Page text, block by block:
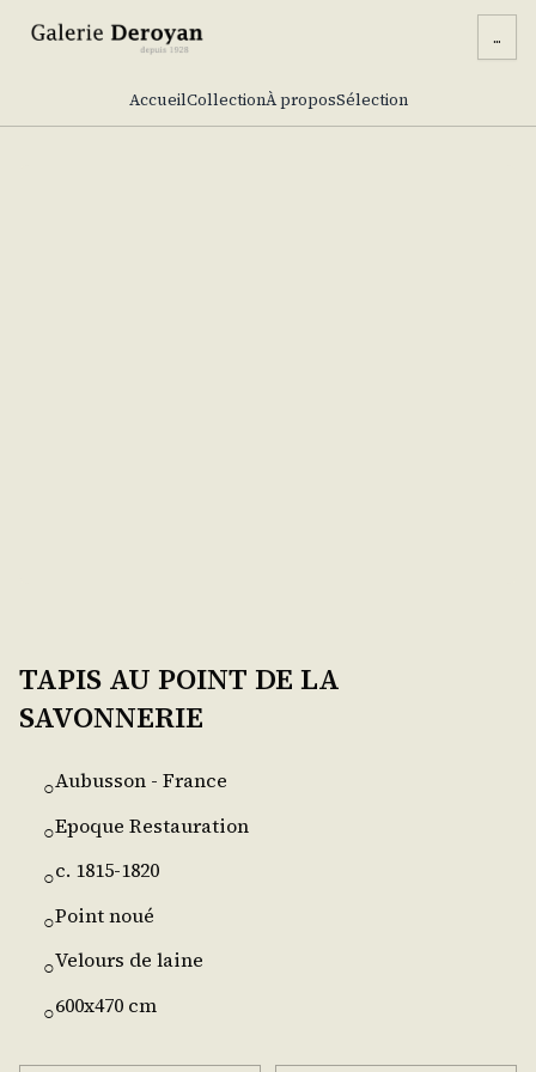
...
AccueilCollectionÀ proposSélection
TAPIS AU POINT DE LA
SAVONNERIE
○Aubusson - France
○Epoque Restauration
○c. 1815-1820
○Point noué
○Velours de laine
○600x470 cm